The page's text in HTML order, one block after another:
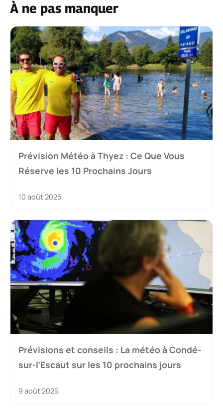
À ne pas manquer
Prévision Météo à Thyez : Ce Que Vous
Réserve les 10 Prochains Jours
10 août 2025
Prévisions et conseils : La météo à Condé-
sur-l’Escaut sur les 10 prochains jours
9 août 2025